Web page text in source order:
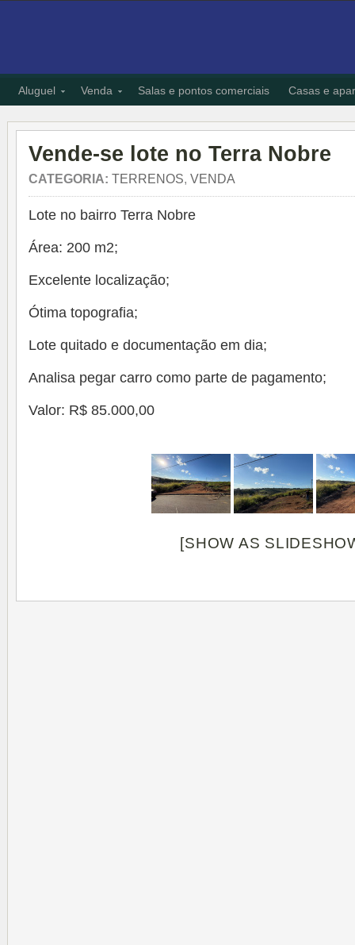
Aluguel Venda Salas e pontos comerciais Casas e
Vende-se lote no Terra Nobre
CATEGORIA: TERRENOS, VENDA
Lote no bairro Terra Nobre
Área: 200 m2;
Excelente localização;
Ótima topografia;
Lote quitado e documentação em dia;
Analisa pegar carro como parte de pagamento;
Valor: R$ 85.000,00
[SHOW AS